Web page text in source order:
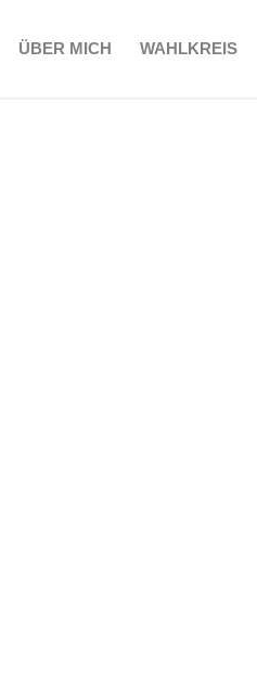
ÜBER MICH WAHLKREIS